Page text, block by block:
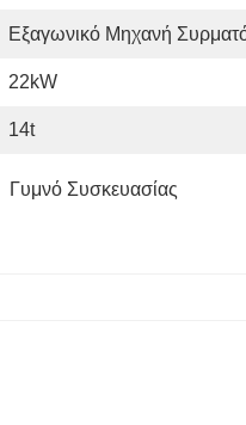
Εξαγωνικό Μηχανή
22kW
14t
Γυμνό Συσκευασίας